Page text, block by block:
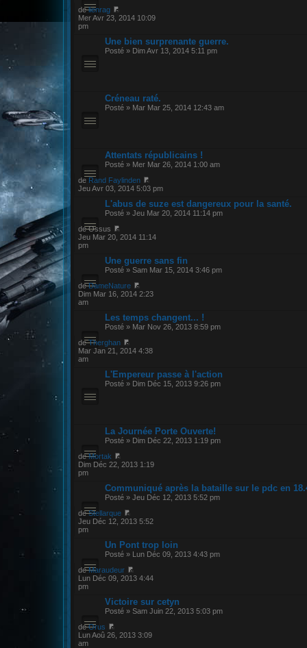
delienrag
Mer Avr 23, 2014 10:09
pm
Une bien surprenante guerre.
Posté » Dim Avr 13, 2014 5:11 pm
Créneau raté.
Posté » Mar Mar 25, 2014 12:43 am
Attentats républicains !
Posté » Mer Mar 26, 2014 1:00 am
de Rand Faylinden
Jeu Avr 03, 2014 5:03 pm
L'abus de suze est dangereux pour la santé.
Posté » Jeu Mar 20, 2014 11:14 pm
de Ossus
Jeu Mar 20, 2014 11:14
pm
Une guerre sans fin
Posté » Sam Mar 15, 2014 3:46 pm
deDameNature
Dim Mar 16, 2014 2:23
am
Les temps changent... !
Posté » Mar Nov 26, 2013 8:59 pm
deTherghan
Mar Jan 21, 2014 4:38
am
L'Empereur passe à l'action
Posté » Dim Déc 15, 2013 9:26 pm
La Journée Porte Ouverte!
Posté » Dim Déc 22, 2013 1:19 pm
deMortak
Dim Déc 22, 2013 1:19
pm
Communiqué après la bataille sur le pdc en
Posté » Jeu Déc 12, 2013 5:52 pm
deStellarque
Jeu Déc 12, 2013 5:52
pm
Un Pont trop loin
Posté » Lun Déc 09, 2013 4:43 pm
deMaraudeur
Lun Déc 09, 2013 4:44
pm
Victoire sur cetyn
Posté » Sam Juin 22, 2013 5:03 pm
deOrus
Lun Aoû 26, 2013 3:09
am